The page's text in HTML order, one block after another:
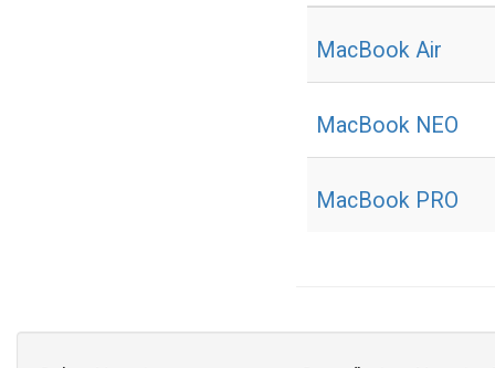
MacBook Air
MacBook NEO
MacBook PRO